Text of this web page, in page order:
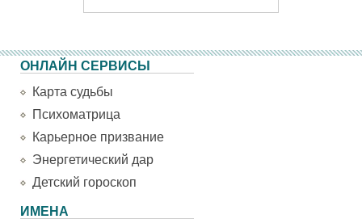
ОНЛАЙН СЕРВИСЫ
Карта судьбы
Психоматрица
Карьерное призвание
Энергетический дар
Детский гороскоп
ИМЕНА